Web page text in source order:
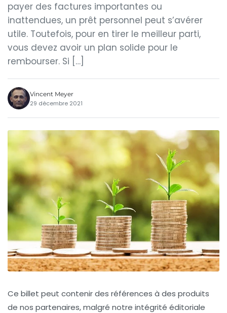
payer des factures importantes ou
inattendues, un prêt personnel peut s’avérer
utile. Toutefois, pour en tirer le meilleur parti,
vous devez avoir un plan solide pour le
rembourser. Si […]
Vincent Meyer
29 décembre 2021
Ce billet peut contenir des références à des produits
de nos partenaires, malgré notre intégrité éditoriale